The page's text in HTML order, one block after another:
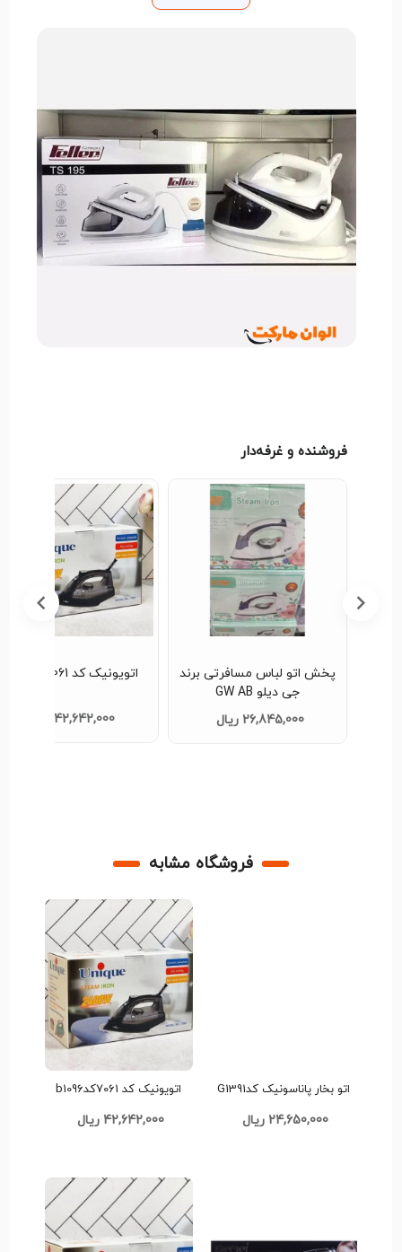
توزیع می‌کند و از چسبیدن لباس‌ها به کف اتو جلوگیری
بدون نگرانی از آسیب رساندن به پارچه، اتو کنید.
همچنین دارای سیستم خاموش شدن خودکار برای ایمنی
بیشتر است و در صورت عدم استفاده برای مدت طولانی،
دستگاه به طور خودکار خاموش می‌شود.
طراحی ارگونومیک دسته و بدنه، وزن مناسب و کابل بلند،
استفاده از این اتو را بسیار راحت و آسان می‌کند. مخزن
فروشنده و غرفه‌دار
پخش اتو لباس مسافرتی برند
جی دیلو GW AB
26,845,000 ریال
اتویونیک کد 7061کدb1096
42,642,000 ریال
فروشگاه مشابه
اتو بخار پاناسونیک کدG1391
24,650,000 ریال
اتویونیک کد 7061کدb1096
42,642,000 ریال